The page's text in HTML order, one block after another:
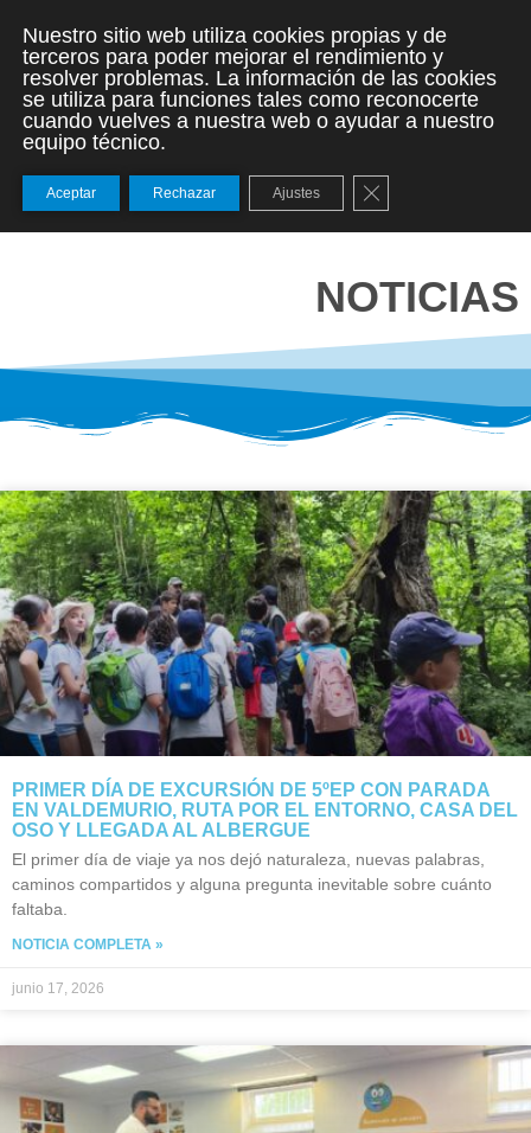
NOTICIAS
PRIMER DÍA DE EXCURSIÓN DE 5ºEP CON PARADA
EN VALDEMURIO, RUTA POR EL ENTORNO, CASA DEL
OSO Y LLEGADA AL ALBERGUE
El primer día de viaje ya nos dejó naturaleza, nuevas palabras,
caminos compartidos y alguna pregunta inevitable sobre cuánto
faltaba.
NOTICIA COMPLETA »
junio 17, 2026
Nuestro sitio web utiliza cookies propias y de
terceros para poder mejorar el rendimiento y
resolver problemas. La información de las cookies
se utiliza para funciones tales como reconocerte
cuando vuelves a nuestra web o ayudar a nuestro
equipo técnico.
Aceptar Rechazar Ajustes Cerrar el banner de